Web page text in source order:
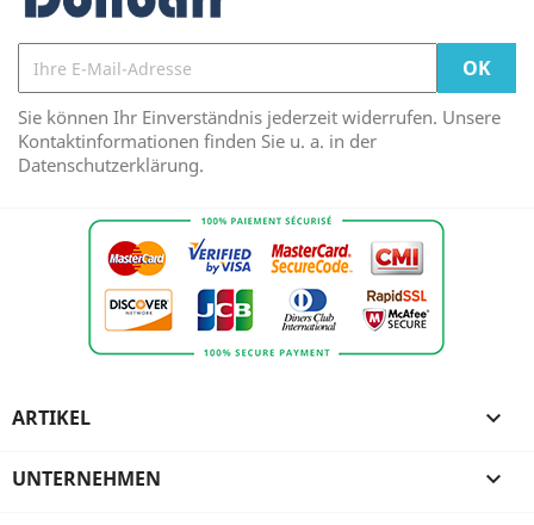
Sie können Ihr Einverständnis jederzeit widerrufen. Unsere
Kontaktinformationen finden Sie u. a. in der
Datenschutzerklärung.
ARTIKEL 
UNTERNEHMEN 